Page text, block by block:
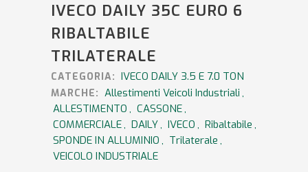
IVECO DAILY 35C EURO 6
RIBALTABILE
TRILATERALE
CATEGORIA: IVECO DAILY 3.5 E 7.0 TON
MARCHE: Allestimenti Veicoli Industriali ,
ALLESTIMENTO , CASSONE,
COMMERCIALE, DAILY, IVECO , Ribaltabile ,
SPONDE IN ALLUMINIO , Trilaterale ,
VEICOLO INDUSTRIALE